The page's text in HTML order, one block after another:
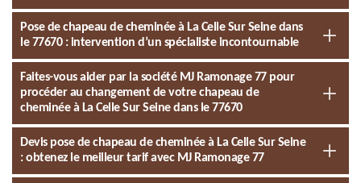
Pose de chapeau de cheminée à La Celle Sur Seine dans
le 77670 : intervention d’un spécialiste incontournable
Faites-vous aider par la société MJ Ramonage 77 pour
procéder au changement de votre chapeau de
cheminée à La Celle Sur Seine dans le 77670
Devis pose de chapeau de cheminée à La Celle Sur Seine
: obtenez le meilleur tarif avec MJ Ramonage 77